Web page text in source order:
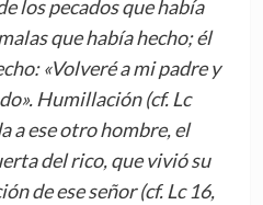
los pecados que había
que había hecho; él
«Volveré a mi padre y
Humillación (cf. Lc
a ese otro hombre, el
del rico, que vivió su
de ese señor (cf. Lc 16,